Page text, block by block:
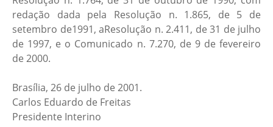
redação dada pela Resolução n. 1.865, de 5 de
setembro de1991, aResolução n. 2.411, de 31 de julho
de 1997, e o Comunicado n. 7.270, de 9 de fevereiro
de 2000.
Brasília, 26 de julho de 2001.
Carlos Eduardo de Freitas
Presidente Interino